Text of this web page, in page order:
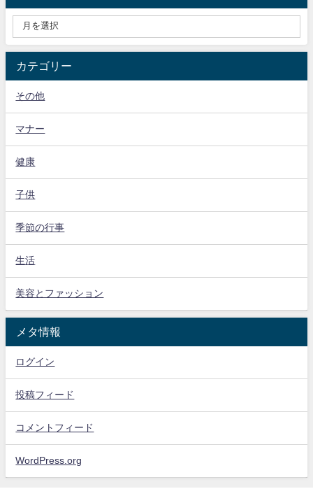
カテゴリー
その他
マナー
健康
子供
季節の行事
生活
美容とファッション
メタ情報
ログイン
投稿フィード
コメントフィード
WordPress.org